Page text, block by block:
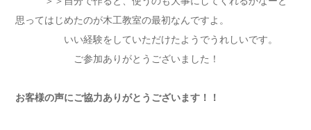
思ってはじめたのが木工教室の最初なんですよ。
いい経験をしていただけたようでうれしいです。
ご参加ありがとうございました！
お客様の声にご協力ありがとうございます！！